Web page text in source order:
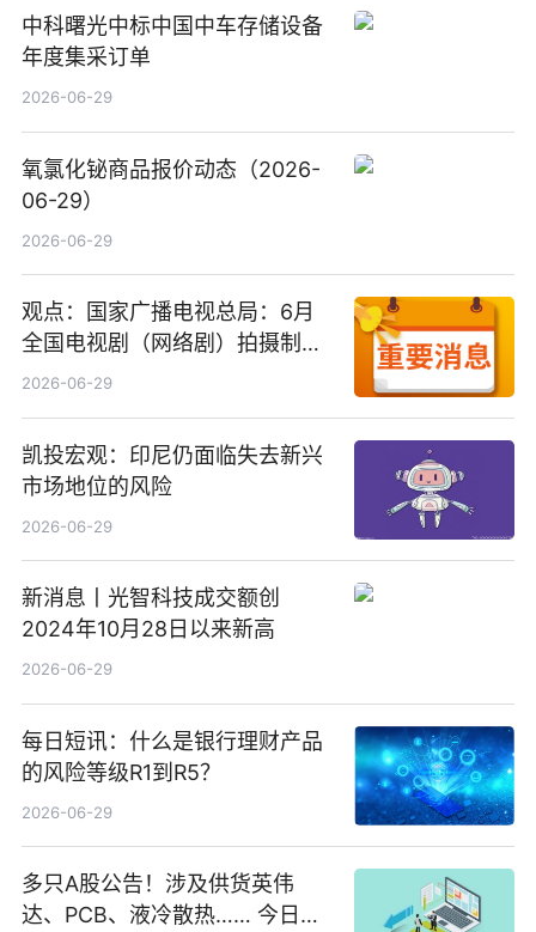
中科曙光中标中国中车存储设备
年度集采订单
2026-06-29
氧氯化铋商品报价动态（2026-
06-29）
2026-06-29
观点：国家广播电视总局：6月
全国电视剧（网络剧）拍摄制作
备案公示剧目197部
2026-06-29
凯投宏观：印尼仍面临失去新兴
市场地位的风险
2026-06-29
新消息丨光智科技成交额创
2024年10月28日以来新高
2026-06-29
每日短讯：什么是银行理财产品
的风险等级R1到R5？
2026-06-29
多只A股公告！涉及供货英伟
达、PCB、液冷散热…… 今日快